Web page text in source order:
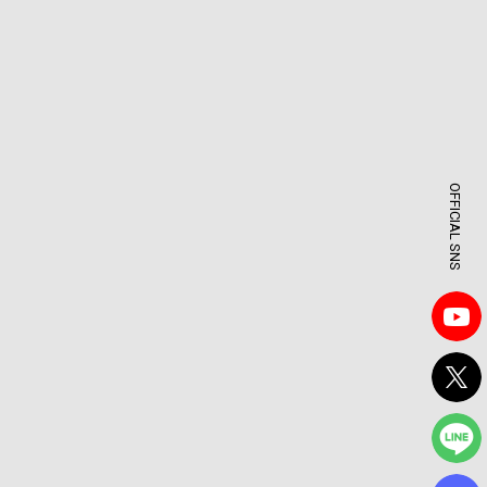
OFFICIAL SNS